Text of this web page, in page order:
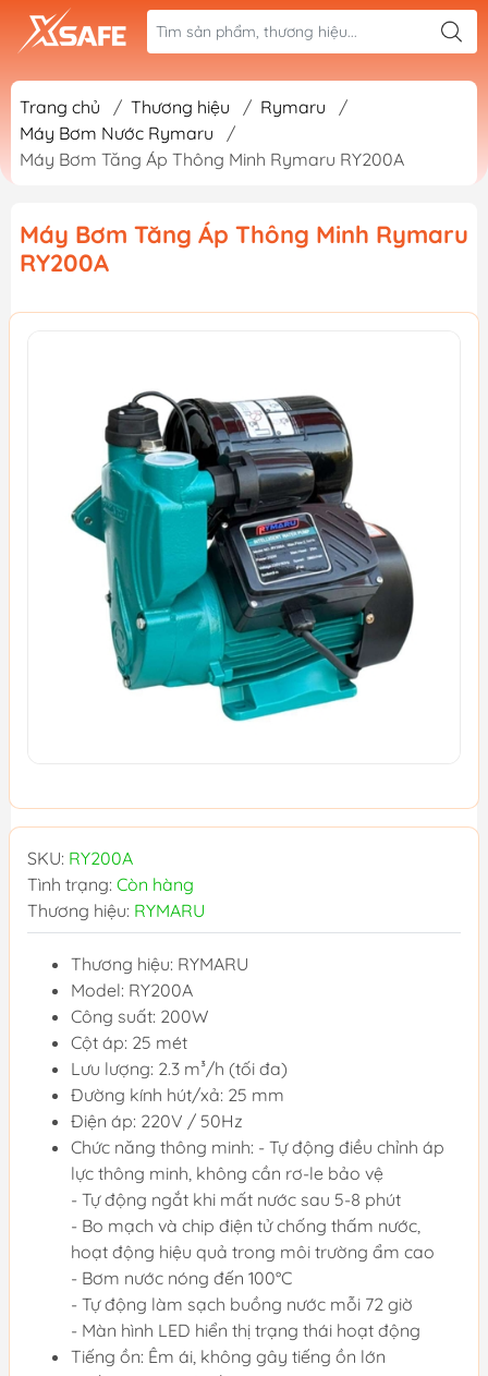
Trang chủ / Thương hiệu / Rymaru
/
Máy Bơm Nước Rymaru
/
Máy Bơm Tăng Áp Thông Minh Rymaru RY200A
Máy Bơm Tăng Áp Thông Minh Rymaru
RY200A
SKU: RY200A
Tình trạng: Còn hàng
Thương hiệu: RYMARU
Thương hiệu: RYMARU
Model: RY200A
Công suất: 200W
Cột áp: 25 mét
Lưu lượng: 2.3 m³/h (tối đa)
Đường kính hút/xả: 25 mm
Điện áp: 220V / 50Hz
Chức năng thông minh: - Tự động điều chỉnh áp
lực thông minh, không cần rơ-le bảo vệ
- Tự động ngắt khi mất nước sau 5-8 phút
- Bo mạch và chip điện tử chống thấm nước,
hoạt động hiệu quả trong môi trường ẩm cao
- Bơm nước nóng đến 100°C
- Tự động làm sạch buồng nước mỗi 72 giờ
- Màn hình LED hiển thị trạng thái hoạt động
Tiếng ồn: Êm ái, không gây tiếng ồn lớn